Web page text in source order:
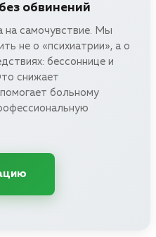
обвинений
на самочувствие. Мы
не о «психиатрии», а о
бессоннице и
снижает
больному